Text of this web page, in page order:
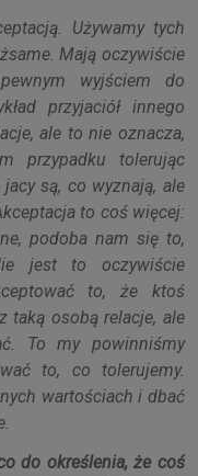
Używamy tych
Mają oczywiście
wyjściem do
przyjaciół innego
ale to nie oznacza,
przypadku tolerując
są, co wyznają, ale
to coś więcej:
podoba nam się to,
jest to oczywiście
to, że ktoś
taką osobą relacje, ale
To my powinniśmy
to, co tolerujemy.
wartościach i dbać
do określenia, że coś